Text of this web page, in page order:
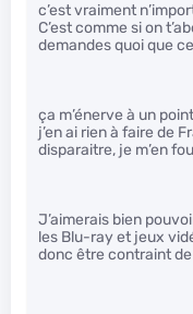
c’est vraiment
C’est comme si on
demandes quoi que
ça m’énerve à un
j’en ai rien à faire de
disparaitre, je m’en
J’aimerais bien
les Blu-ray et jeux
donc être contraint